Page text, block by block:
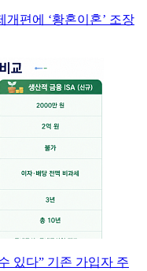
개편에 ‘황혼이혼’ 조장
있다” 기존 가입자 주